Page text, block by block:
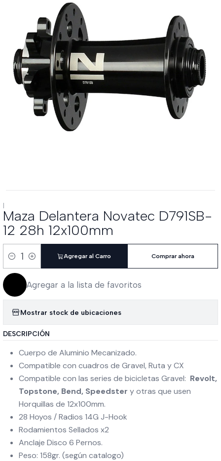
|
Maza Delantera Novatec D791SB-
12 28h 12x100mm
Cantidad
Agregar al Carro Comprar ahora
Agregar a la lista de favoritos
Mostrar stock de ubicaciones
DESCRIPCIÓN
Cuerpo de Aluminio Mecanizado.
Compatible con cuadros de Gravel, Ruta y CX
Compatible con las series de bicicletas Gravel: Revolt,
Topstone, Bend, Speedster y otras que usen
Horquillas de 12x100mm.
28 Hoyos / Radios 14G J-Hook
Rodamientos Sellados x2
Anclaje Disco 6 Pernos.
Peso: 158gr. (según catalogo)